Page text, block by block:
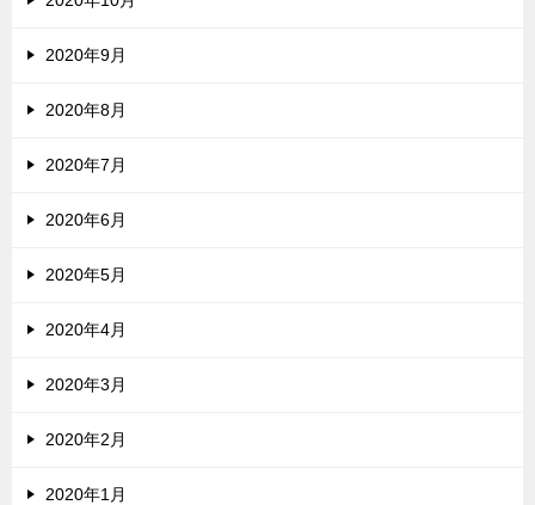
2020年9月
2020年8月
2020年7月
2020年6月
2020年5月
2020年4月
2020年3月
2020年2月
2020年1月